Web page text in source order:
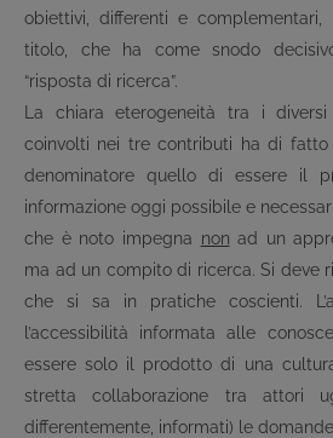
obiettivi, differenti e
titolo, che ha come snodo
“risposta di ricerca”.
La chiara eterogeneità tra i
coinvolti nei tre contributi ha di fatto
denominatore quello di essere il
informazione oggi possibile e
che è noto impegna non ad un
ma ad un compito di ricerca. Si deve
che si sa in pratiche coscienti.
l’accessibilità informata alle
essere solo il prodotto di una
stretta collaborazione tra attori
differentemente, informati) le